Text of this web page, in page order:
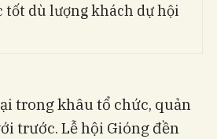
tốt dù lượng khách dự hội
trong khâu tổ chức, quản
trước. Lễ hội Gióng đền